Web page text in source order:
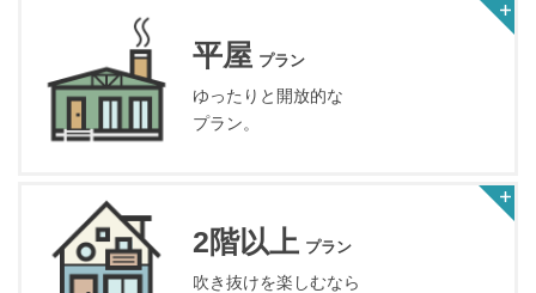
平屋 プラン
ゆったりと開放的な
プラン。
2階以上 プラン
吹き抜けを楽しむなら